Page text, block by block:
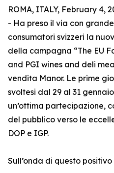
ROMA, ITALY, February 4,
- Ha preso il via con
consumatori svizzeri la
della campagna “The EU
and PGI wines and deli
vendita Manor. Le prime
svoltesi dal 29 al 31
un’ottima partecipazione,
del pubblico verso le
DOP e IGP.
Sull’onda di questo